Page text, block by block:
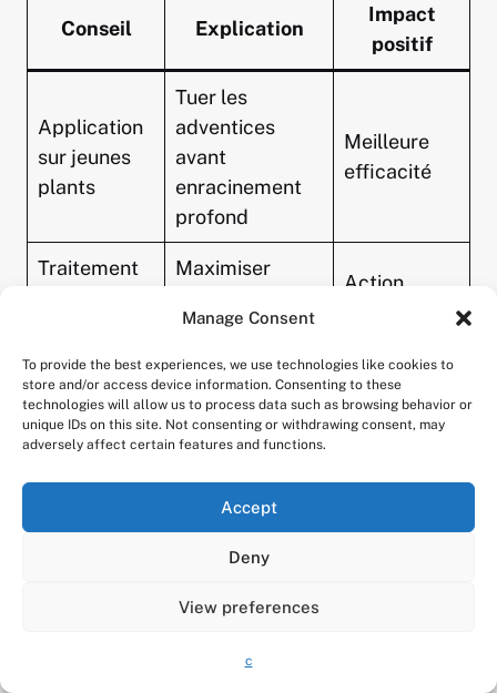
Manage Consent
To provide the best experiences, we use technologies like cookies to
store and/or access device information. Consenting to these
technologies will allow us to process data such as browsing behavior or
unique IDs on this site. Not consenting or withdrawing consent, may
adversely affect certain features and functions.
Accept
Deny
View preferences
c
Conseil Explication
Impact
positif
Application
sur jeunes
plants
Tuer les
adventices
avant
enracinement
profond
Meilleure
efficacité
Traitement
ensoleillé
Maximiser
ingrédients
naturels
Action
Dosage
Limiter risques
pour sol et
cultivées
Préservation
biodiversité
Faciliter le
les pertes